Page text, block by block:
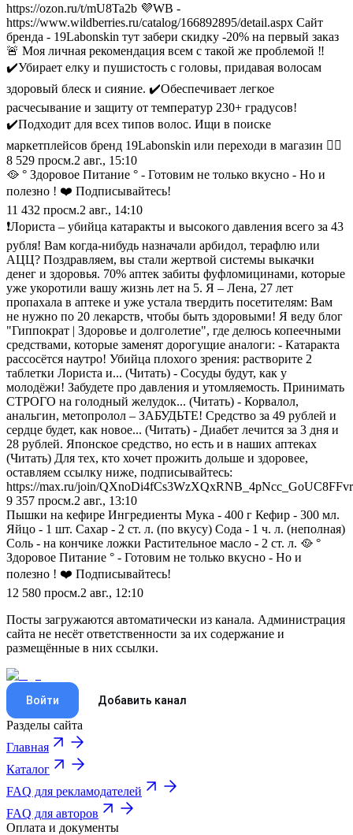
https://ozon.ru/t/mU8Ta2b 💜WB -
https://www.wildberries.ru/catalog/166892895/detail.aspx Сайт
бренда - 19Labonskin тут забери скидку -20% на первый заказ
🚨 Моя личная рекомендация всем с такой же проблемой ‼️
✔️Убирает елку и пушистость с головы, придавая волосам
здоровый блеск и сияние. ✔️Обеспечивает легкое
расчесывание и защиту от температур 230+ градусов!
✔️Подходит для всех типов волос. Ищи в поиске
маркетплейсов бренд 19Labonskin или переходи в магазин 👇🏽
8 529 просм.2 авг., 15:10
🥘 ° Здоровое Питание ° - Готовим не только вкусно - Но и
полезно ! ❤️ Подписывайтесь!
11 432 просм.2 авг., 14:10
❗️Лориста – убийца катаракты и высокого давления всего за 43
рубля! Вам когда-нибудь назначали арбидол, терафлю или
АЦЦ? Поздравляем, вы стали жертвой системы выкачки
денег и здоровья. 70% аптек забиты фуфломицинами, которые
уже укоротили вашу жизнь лет на 5. Я – Лена, 27 лет
пропахала в аптеке и уже устала твердить посетителям: Вам
не нужно по 20 лекарств, чтобы быть здоровыми! Я веду блог
"Гиппократ | Здоровье и долголетие", где делюсь копеечными
средствами, которые заменят дорогущие аналоги: - Катаракта
рассосётся наутро! Убийца плохого зрения: растворите 2
таблетки Лориста и... (Читать) - Сосуды будут, как у
молодёжи! Забудете про давления и утомляемость. Принимать
СТРОГО на голодный желудок... (Читать) - Корвалол,
анальгин, метопролол – ЗАБУДЬТЕ! Средство за 49 рублей и
сердце будет, как новое... (Читать) - Диабет лечится за 3 дня и
28 рублей. Японское средство, но есть и в наших аптеках
(Читать) Для тех, кто хочет прожить дольше и здоровее,
оставляем ссылку ниже, подписывайтесь:
https://max.ru/join/
9 357 просм.2 авг., 13:10
Пышки на кефире Ингредиенты Мука - 400 г Кефир - 300 мл.
Яйцо - 1 шт. Сахар - 2 ст. л. (по вкусу) Сода - 1 ч. л. (неполная)
Соль - на кончике ложки Растительное масло - 2 ст. л. 🥘 °
Здоровое Питание ° - Готовим не только вкусно - Но и
полезно ! ❤️ Подписывайтесь!
12 580 просм.2 авг., 12:10
Посты загружаются автоматически из канала. Администрация
сайта не несёт ответственности за их содержание и
размещённые в них ссылки.
Войти Добавить канал
Разделы сайта
Главная
Каталог
FAQ для рекламодателей
FAQ для авторов
Оплата и документы